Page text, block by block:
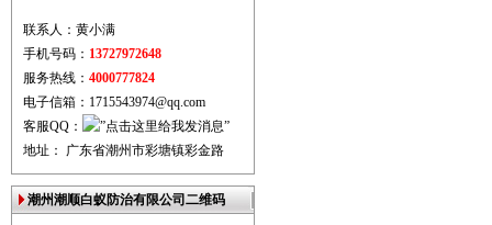
联系人：黄小满
手机号码： 13727972648
服务热线： 4000777824
电子信箱：1715543974@qq.com
客服QQ：
地址： 广东省潮州市彩塘镇彩金路
潮州潮顺白蚁防治有限公司二维码